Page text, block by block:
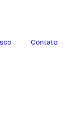
Contato